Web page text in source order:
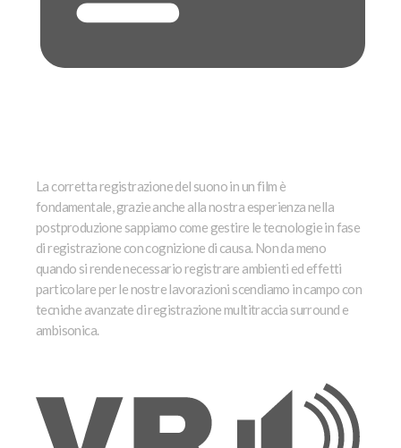
La corretta registrazione del suono in un film è
fondamentale, grazieanche alla nostra esperienza nella
postproduzione sappiamo come gestire le tecnologie in fase
di registrazione con cognizione di causa. Non da meno
quando si rende necessario registrare ambienti ed effetti
particolare per le nostre lavorazioni scendiamo in campo con
tecniche avanzate di registrazione multitraccia surround e
ambisonica.